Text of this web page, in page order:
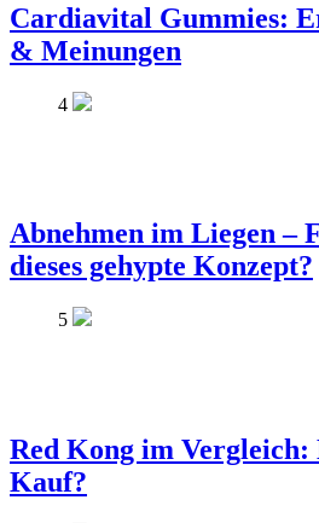
Cardiavital Gummies:
& Meinungen
4
Abnehmen im Liegen –
dieses gehypte Konzept?
5
Red Kong im
Kauf?